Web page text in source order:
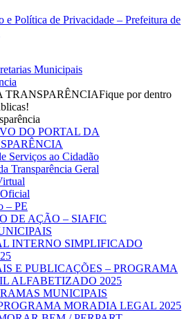
e Política de Privacidade – Prefeitura de
Municipais
TRANSPARÊNCIAFique por dentro
DO PORTAL DA
Serviços ao Cidadão
Transparência Geral
– PE
DE AÇÃO – SIAFIC
INTERNO SIMPLIFICADO
E PUBLICAÇÕES – PROGRAMA
ALFABETIZADO 2025
MUNICIPAIS
MORADIA LEGAL 2025